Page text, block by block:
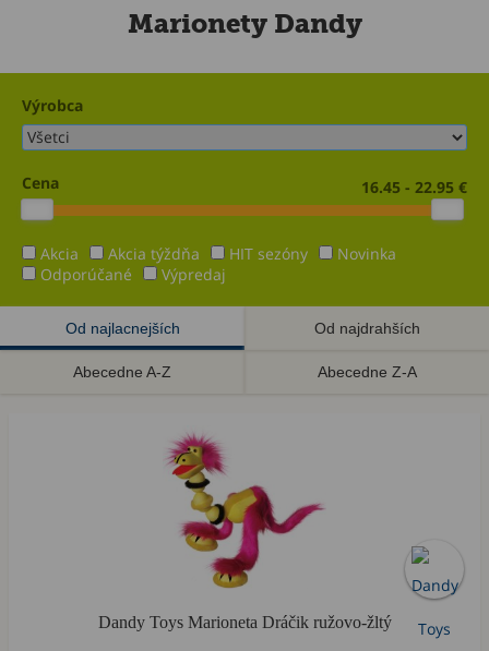
Marionety Dandy
Výrobca
Cena 16.45 - 22.95 €
Akcia Akcia týždňa HIT sezóny
Novinka
Odporúčané
Výpredaj
Od najlacnejších Od najdrahších
Abecedne A-Z Abecedne Z-A
Dandy Toys Marioneta Dráčik ružovo-žltý